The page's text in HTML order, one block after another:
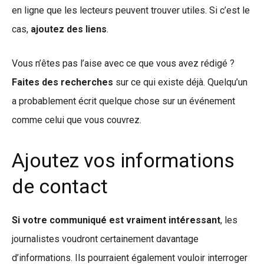
en ligne que les lecteurs peuvent trouver utiles. Si c’est le
cas, ajoutez des liens.
Vous n’êtes pas l’aise avec ce que vous avez rédigé ?
Faites des recherches sur ce qui existe déjà. Quelqu’un
a probablement écrit quelque chose sur un événement
comme celui que vous couvrez.
Ajoutez vos informations
de contact
Si votre communiqué est vraiment intéressant, les
journalistes voudront certainement davantage
d’informations. Ils pourraient également vouloir interroger